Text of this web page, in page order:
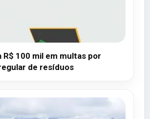
R$ 100 mil em multas por
de resíduos